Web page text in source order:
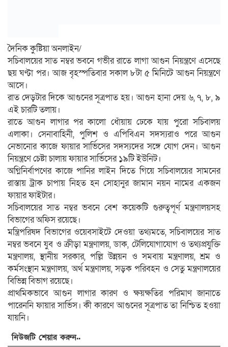
দৈনিক কুষ্টিয়া অনলাইন/
সচিবালয়ের সাত নম্বর ভবনে গভীর রাতে লাগা আগুন নিয়ন্ত্রণে এসেছে
ছয় ঘণ্টা পর। আজ বৃহস্পতিবার সকাল ৮টা ৫ মিনিটে আগুন নিয়ন্ত্রণে
আসে।
রাত দেড়টার দিকে আগুনের সূত্রপাত হয়। আগুন হানা দেয় ৬, ৭, ৮, ৯
এই চারটি তলায়।
রাতে আগুন লাগার পর কালো ধোঁয়ায় ঢেকে যায় পুরো সচিবালয়
এলাকা। সেনাবাহিনী, পুলিশ ও এপিবিএন সদস্যরাও পরে আগুন
নেভানোর কাজে ফায়ার সার্ভিসের সদস্যদের সঙ্গে যোগ দেন। আগুন
নিয়ন্ত্রণে চেষ্টা চালায় ফায়ার সার্ভিসের ১৯টি ইউনিট।
অগ্নিনির্বাপণের কাজে পানির লাইন দিতে গিয়ে সচিবালয়ের সামনের
রাস্তায় ট্রাক চাপায় নিহত হন সোহানুর জামান নয়ন নামের একজন
ফায়ার ফাইটার।
সচিবালয়ের সাত নম্বর ভবনে বেশ কয়েকটি গুরুত্বপূর্ণ মন্ত্রণালয়সহ
বিভাগের অফিস রয়েছে।
মন্ত্রিপরিষদ বিভাগের ওয়েবসাইটে দেওয়া তথ্যমতে, সচিবালয়ের সাত
নম্বর ভবনে যুব ও ক্রীড়া মন্ত্রণালয়, ডাক, টেলিযোগাযোগ ও তথ্যপ্রযুক্তি
মন্ত্রণালয়, স্থানীয় সরকার, পল্লি উন্নয়ন ও সমবায় মন্ত্রণালয়, শ্রম ও
কর্মসংস্থান মন্ত্রণালয়, অর্থ মন্ত্রণালয়, সড়ক পরিবহন ও সেতু মন্ত্রণালয়ের
বিভিন্ন বিভাগ রয়েছে।
প্রাথমিকভাবে আগুন লাগার কারণ ও ক্ষয়ক্ষতির পরিমাণ জানাতে
পারেননি ফায়ার সার্ভিস। কী কারণে আগুনের সূত্রপাত তা নিশ্চিত হওয়া
যায়নি।
নিউজটি শেয়ার করুন..